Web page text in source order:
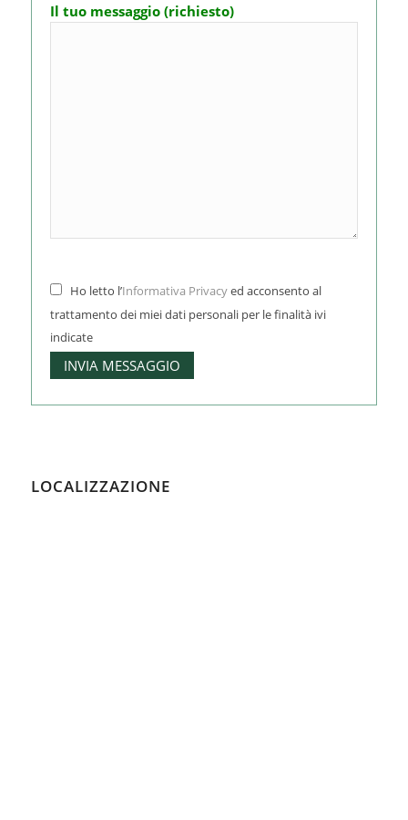
Il tuo messaggio (richiesto)
Ho letto l’Informativa Privacyed acconsento al
trattamento dei miei dati personali per le finalità ivi
indicate
LOCALIZZAZIONE